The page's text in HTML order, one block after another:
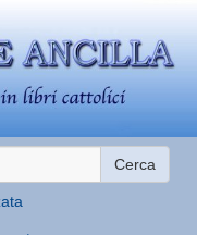
Cerca